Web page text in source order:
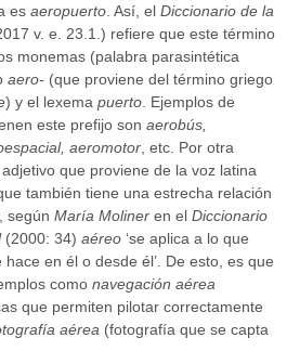
esaeropuerto . Así, elDiccionario de la
v. e. 23.1.) refiere que este término
monemas (palabra parasintética
aero- (que proviene del término griego
) y el lexemapuerto . Ejemplos de
este prefijo sonaerobús,
aeromotor , etc. Por otra
que proviene de la voz latina
también tiene una estrecha relación
, segúnMaría Molineren elDiccionario
(2000: 34)aéreo ‘se aplica a lo que
en él o desde él’. De esto, es que
comonavegación aérea
que permiten pilotar correctamente
aérea (fotografía que se capta